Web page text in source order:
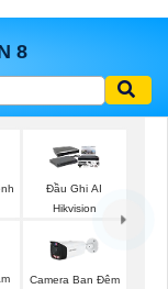
8
Đầu Ghi AI
Hikvision
Camera Ban Đêm